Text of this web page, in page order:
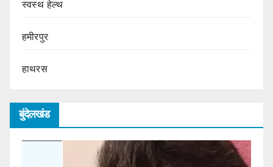
स्वस्थ हेल्थ
हमीरपुर
हाथरस
बुंदेलखंड